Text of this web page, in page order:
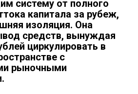
систему от полного
капитала за рубеж,
изоляция. Она
средств, вынуждая
циркулировать в
с
рыночными